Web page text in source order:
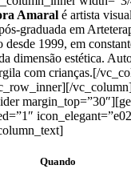
Amaral é artista
graduada em
desde 1999, em
dimensão estética.
com crianças.[/
Quando